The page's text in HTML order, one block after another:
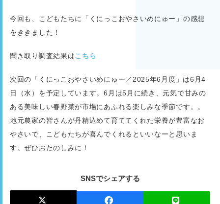
今回も、こどもたちに「くにっこおやさいめにゅー」の感想
をききました！
聞き取り調査結果はこちら
次回の「くにっこおやさいめにゅー／2025年6月度」は6月4
日（水）を予定しています。6月は5月に続き、元気で甘みの
ある美味しい春野菜が市場にあふれる楽しみな季節です。。
地元農家の皆さんが丹精込めて育ててくれた栄養が豊富なお
やさいで、こどもたちが喜んでくれるといいなーと思いま
す。ぜひおたのしみに！
SNSでシェアする